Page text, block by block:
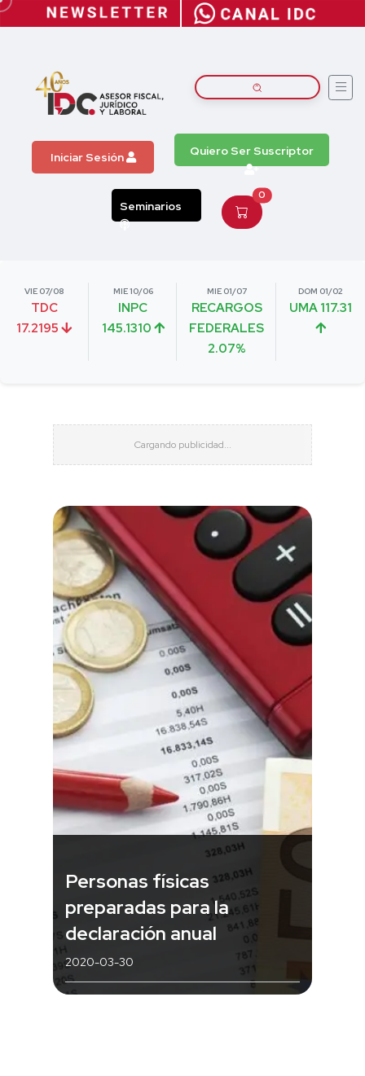
Iniciar Sesión Quiero Ser Suscriptor
Seminarios
0
VIE 07/08
TDC
17.2195
MIE 10/06
INPC
145.1310
MIE 01/07
RECARGOS
FEDERALES
2.07%
DOM 01/02
UMA 117.31
Personas físicas
preparadas para la
declaración anual
2020-03-30